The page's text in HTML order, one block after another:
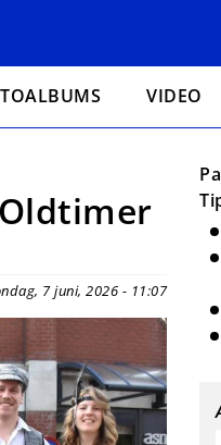
VIDEO
7 juni, 2026 - 11:07